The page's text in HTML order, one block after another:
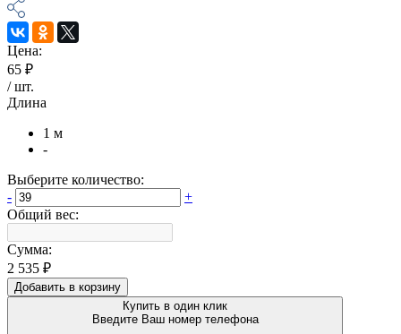
Цена:
65 ₽
/шт.
Длина
1 м
-
Выберите количество:
-
+
Общий вес:
Сумма:
2 535 ₽
Добавить в корзину
Купить в один клик
Введите Ваш номер телефона